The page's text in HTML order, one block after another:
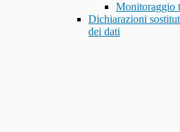
Monitoraggio
Dichiarazioni
dei dati